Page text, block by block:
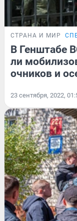
СТРАНА И МИР
В Генштабе
ли
очников и
23 сентября, 2022,